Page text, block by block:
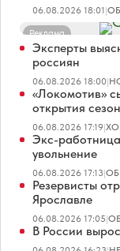
06.08.2026 18:01|
Реклама
Эксперты
россиян
06.08.2026 18:00|
«Локомотив»
открытия
06.08.2026 17:19|
Экс-
увольнение
06.08.2026 17:13|
Резервисты
Ярославле
06.08.2026 17:05|
В России